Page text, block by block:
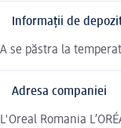
Informații de
A se păstra la
Adresa companiei
L'Oreal Romania